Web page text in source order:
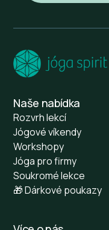
Naše nabídka
Rozvrh lekcí
Jógové víkendy
Workshopy
Jóga pro firmy
Soukromé lekce
🎁 Dárkové poukazy